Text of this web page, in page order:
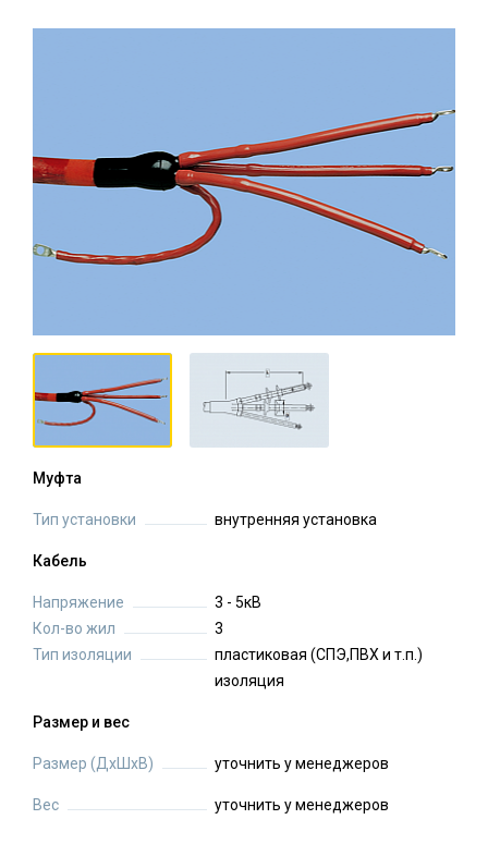
Муфта
Тип установки внутренняя установка
Кабель
Напряжение
3 - 5кВ
Кол-во жил
3
Тип изоляции
пластиковая (СПЭ,ПВХ и т.п.)
изоляция
Размер и вес
Размер (ДхШхВ) уточнить у менеджеров
Вес уточнить у менеджеров